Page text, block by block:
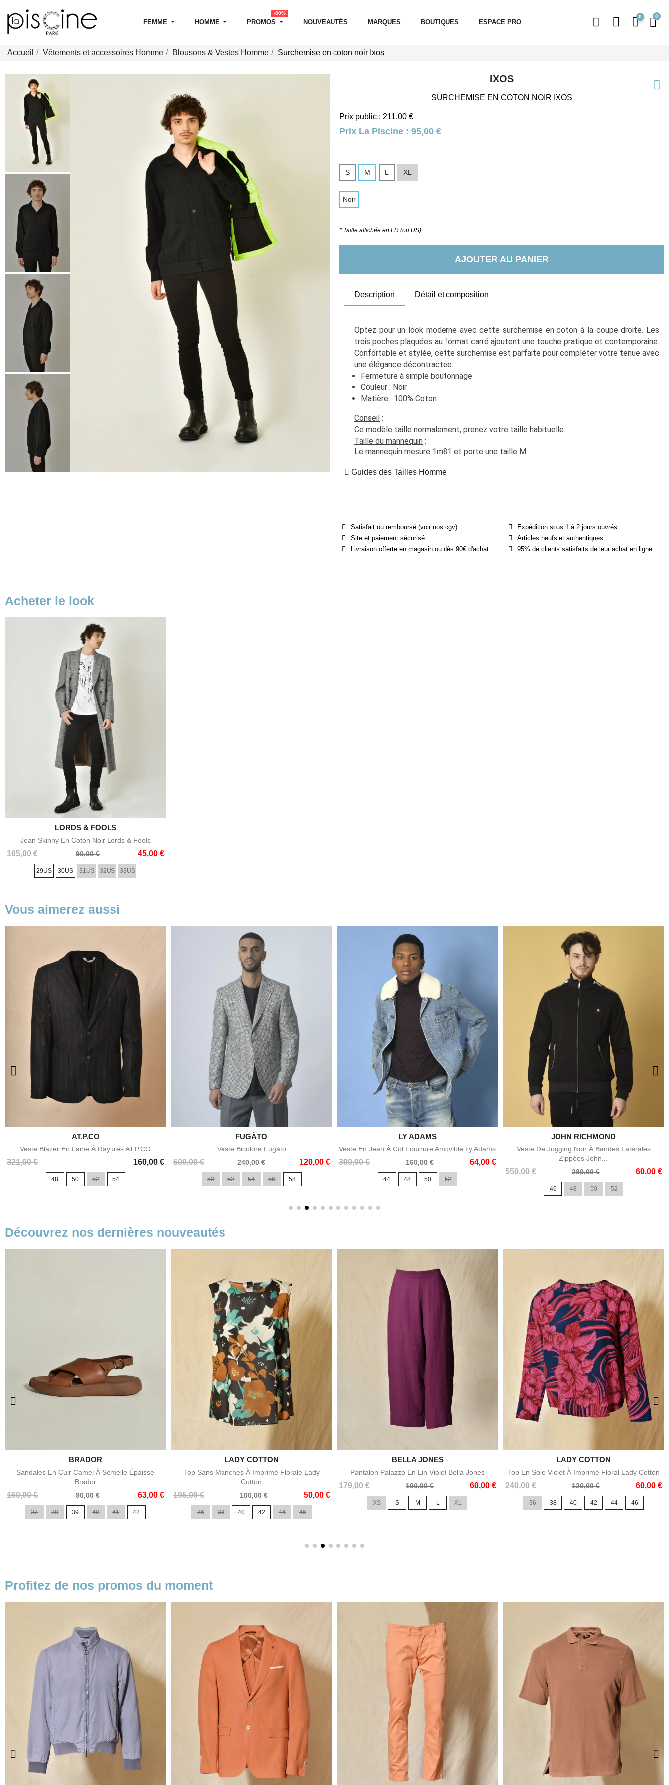
FEMME HOMME PROMOS
-80%
NOUVEAUTÉS MARQUES BOUTIQUES ESPACE PRO
0
Accueil Vêtements et accessoires Homme Blousons & Vestes Homme Surchemise en coton noir Ixos
IXOS
SURCHEMISE EN COTON NOIR IXOS
Prix public : 211,00 €
Prix La Piscine : 95,00 €
S M L XL
Noir
* Taille affichée en FR (ou US)
AJOUTER AU PANIER
Description Détail et composition
Optez pour un look moderne avec cette surchemise en coton à la coupe droite. Les
trois poches plaquées au format carré ajoutent une touche pratique et contemporaine.
Confortable et stylée, cette surchemise est parfaite pour compléter votre tenue avec
une élégance décontractée.
Fermeture à simple boutonnage
Couleur : Noir
Matière : 100% Coton
Conseil :
Ce modèle taille normalement, prenez votre taille habituelle.
Taille du mannequin :
Le mannequin mesure 1m81 et porte une taille M.
Guides des Tailles Homme
Satisfait ou remboursé (voir nos cgv)
Site et paiement sécurisé
Livraison offerte en magasin ou dès 90€ d'achat
Expédition sous 1 à 2 jours ouvrés
Articles neufs et authentiques
95% de clients satisfaits de leur achat en ligne
Acheter le look
Aperçu rapide
LORDS & FOOLS
Jean Skinny En Coton Noir Lords & Fools
165,00 €
Prix
90,00 € 45,00 €
Prix
29US 30US 31US 32US 33US
Vous aimerez aussi
Aperçu rapide
AT.P.CO
Veste Blazer En Laine À Rayures AT.P.CO
321,00 € 160,00 €
Prix
48 50 52 54
Aperçu rapide
FUGÀTO
Veste Bicolore Fugàto
500,00 €
Prix
240,00 € 120,00 €
Prix
50 52 54 56 58
Aperçu rapide
LY ADAMS
Veste En Jean À Col Fourrure Amovible Ly Adams
390,00 €
Prix
160,00 € 64,00 €
Prix
44 48 50 52
Aperçu rapide
JOHN RICHMOND
Veste De Jogging Noir À Bandes Latérales
Zippées John...
550,00 €
Prix
280,00 € 60,00 €
Prix
46 48 50 52
Découvrez nos dernières nouveautés
Aperçu rapide
BRADOR
Sandales En Cuir Camel À Semelle Épaisse
Brador
160,00 €
Prix
90,00 € 63,00 €
Prix
37 38 39 40 41 42
Aperçu rapide
LADY COTTON
Top Sans Manches À Imprimé Florale Lady
Cotton
195,00 €
Prix
100,00 € 50,00 €
Prix
36 38 40 42 44 46
Aperçu rapide
BELLA JONES
Pantalon Palazzo En Lin Violet Bella Jones
179,00 €
Prix
100,00 € 60,00 €
Prix
XS S M L XL
Aperçu rapide
LADY COTTON
Top En Soie Violet À Imprimé Floral Lady Cotton
240,00 €
Prix
120,00 € 60,00 €
Prix
36 38 40 42 44 46
Profitez de nos promos du moment